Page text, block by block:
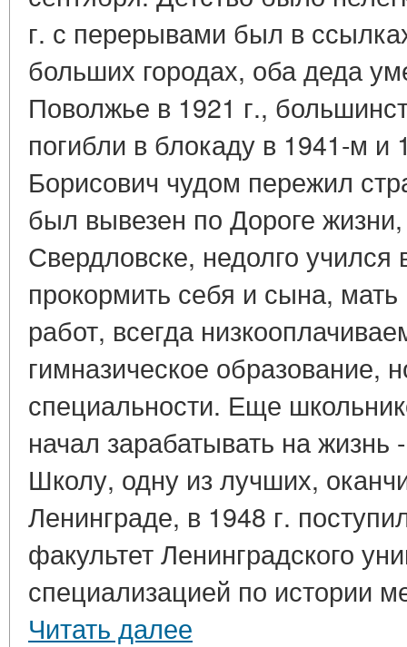
г. с перерывами был в
больших городах, оба деда
Поволжье в 1921 г.,
погибли в блокаду в 1941-м
Борисович чудом пережил
был вывезен по Дороге
Свердловске, недолго
прокормить себя и сына,
работ, всегда
гимназическое образование,
специальности. Еще
начал зарабатывать на жизнь
Школу, одну из лучших,
Ленинграде, в 1948 г.
факультет Ленинградского
специализацией по истории
Читать далее